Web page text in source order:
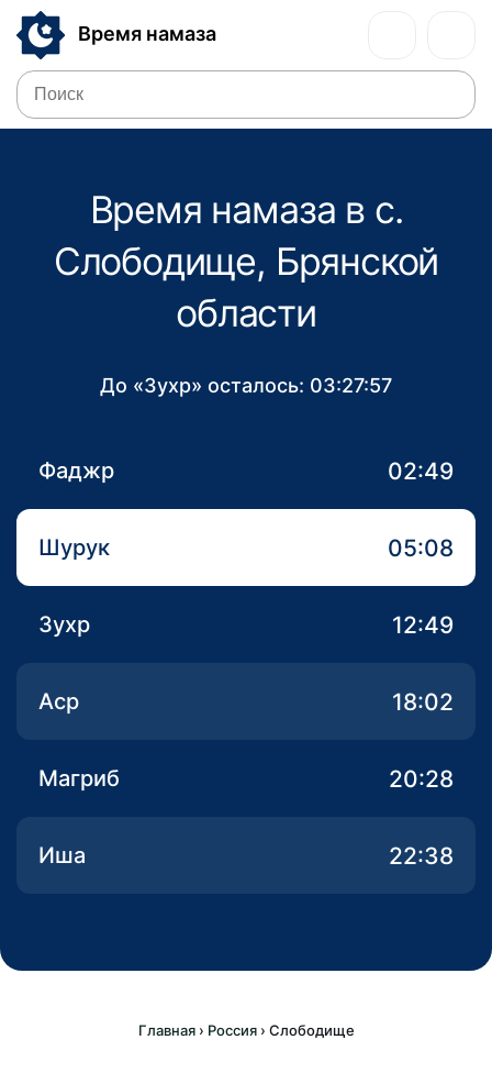
Время намаза
Время намаза в с.
Слободище, Брянской
области
До «Зухр» осталось: 03:27:57
Фаджр 02:49
Шурук 05:08
Зухр 12:49
Аср 18:02
Магриб 20:28
Иша 22:38
Главная› Россия› Слободище